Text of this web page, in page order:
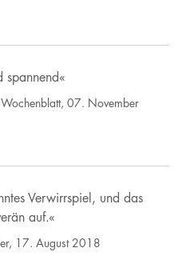
spannend«
07. November
Verwirrspiel, und das
auf.«
17. August 2018